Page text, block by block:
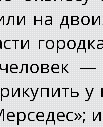
на
—
у